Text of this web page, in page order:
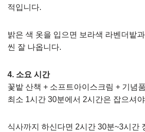
적입니다.
밝은 색 옷을 입으면 보라색 라벤더밭
씬 잘 나옵니다.
4. 소요 시간
꽃밭 산책 + 소프트아이스크림 + 기념
최소 1시간 30분에서 2시간은 잡으셔
식사까지 하신다면 2시간 30분~3시간